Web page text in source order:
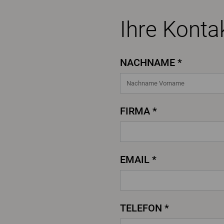
Ihre
NACHNAME *
FIRMA *
EMAIL *
TELEFON *